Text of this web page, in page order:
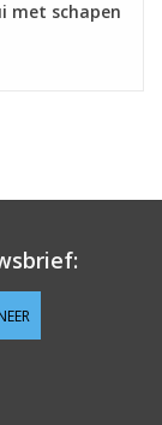
met schapen